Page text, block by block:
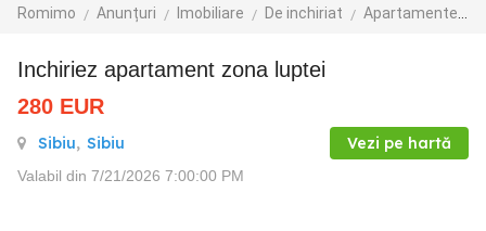
Romimo Anunțuri Imobiliare De inchiriat Apartamente de inchiriat
Inchiriez apartament zona luptei
280 EUR
Sibiu, Sibiu Vezi pe hartă
Valabil din 7/21/2026 7:00:00 PM